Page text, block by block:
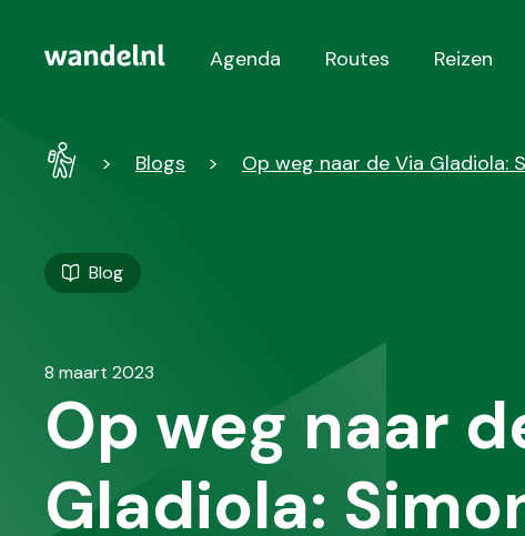
Hoofdnavigatie
Agenda Routes Reizen
WandelBlogs Op weg naar de Via Gladiola:
Blog
8 maart 2023
Op weg naar
Gladiola: